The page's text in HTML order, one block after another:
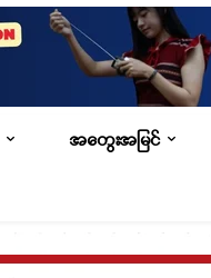
အတွေးအမြင်